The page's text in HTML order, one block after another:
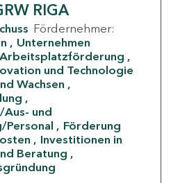
RIGA
Fördernehmer:
Unternehmen
Arbeitsplatzförderung
und Technologie
Wachsen
und
Personal
Förderung
Investitionen in
Beratung